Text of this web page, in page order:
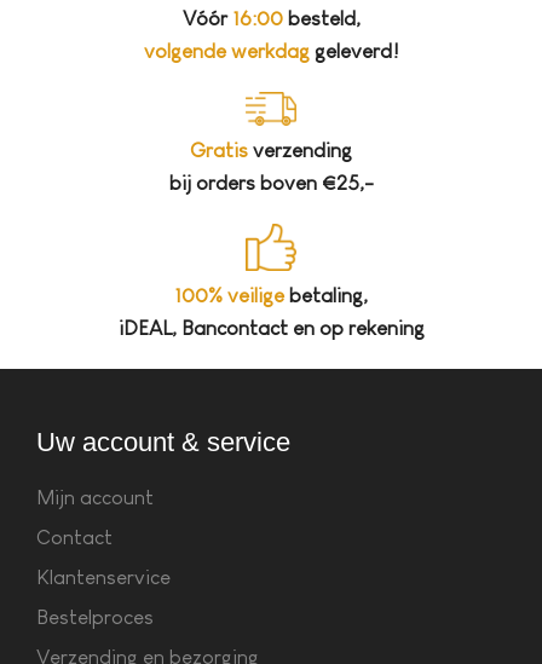
Vóór 16:00besteld,
volgende werkdaggeleverd!
Gratis verzending
bij orders boven €25,-
100% veiligebetaling,
iDEAL, Bancontact en op rekening
Uw account & service
Mijn account
Contact
Klantenservice
Bestelproces
Verzending en bezorging